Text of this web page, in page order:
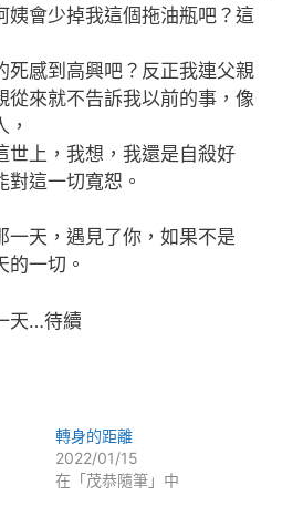
姨會少掉我這個拖油瓶吧？這
死感到高興吧？反正我連父親
從來就不告訴我以前的事，像
世上，我想，我還是自殺好
對這一切寬恕。
一天，遇見了你，如果不是
的一切。
天…待續
轉身的距離
2022/01/15
在「茂恭隨筆」中